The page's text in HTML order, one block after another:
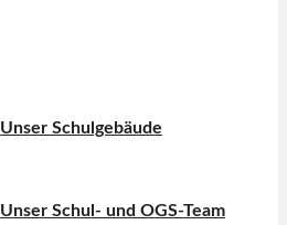
Unser Schulgebäude
Unser Schul- und OGS-Team